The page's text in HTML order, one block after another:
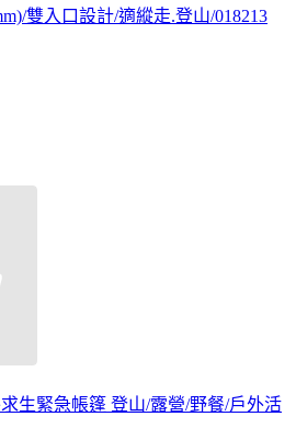
雙入口設計/適縱走.登山/018213
求生緊急帳篷 登山/露營/野餐/戶外活